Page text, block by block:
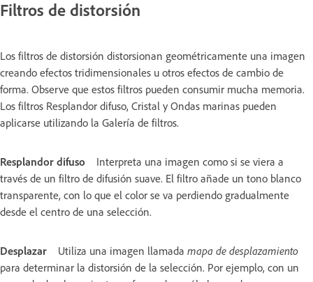
Filtros de distorsión
Los filtros de distorsión distorsionan geométricamente una imagen
creando efectos tridimensionales u otros efectos de cambio de
forma. Observe que estos filtros pueden consumir mucha memoria.
Los filtros Resplandor difuso, Cristal y Ondas marinas pueden
aplicarse utilizando la Galería de filtros.
Resplandor difuso
Interpreta una imagen como si se viera a
través de un filtro de difusión suave. El filtro añade un tono blanco
transparente, con lo que el color se va perdiendo gradualmente
desde el centro de una selección.
Desplazar Utiliza una imagen llamada mapa de desplazamiento
para determinar la distorsión de la selección. Por ejemplo, con un